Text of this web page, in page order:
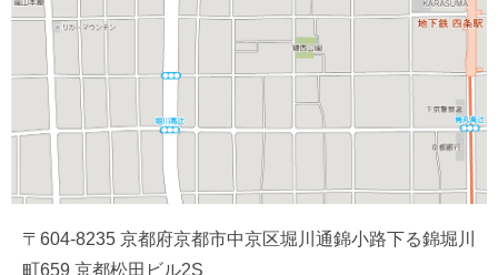
〒604-8235 京都府京都市中京区堀川通錦小路下る錦堀川
町659 京都松田ビル2S